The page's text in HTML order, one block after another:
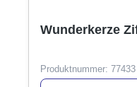
Wunderkerze
Produktnummer: 77433